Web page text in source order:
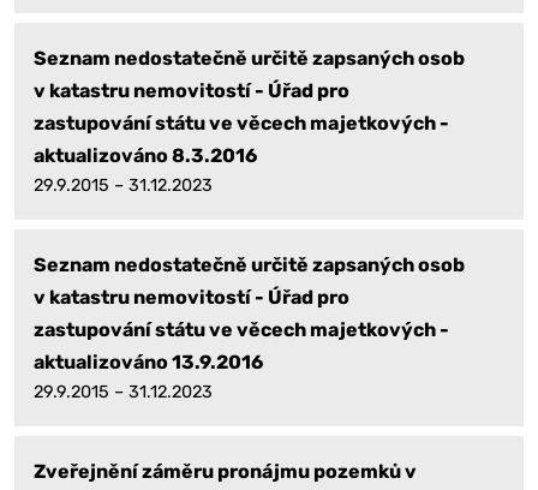
Seznam nedostatečně určitě zapsaných osob
v katastru nemovitostí - Úřad pro
zastupování státu ve věcech majetkových -
aktualizováno 8.3.2016
29.9.2015 – 31.12.2023
Seznam nedostatečně určitě zapsaných osob
v katastru nemovitostí - Úřad pro
zastupování státu ve věcech majetkových -
aktualizováno 13.9.2016
29.9.2015 – 31.12.2023
Zveřejnění záměru pronájmu pozemků v